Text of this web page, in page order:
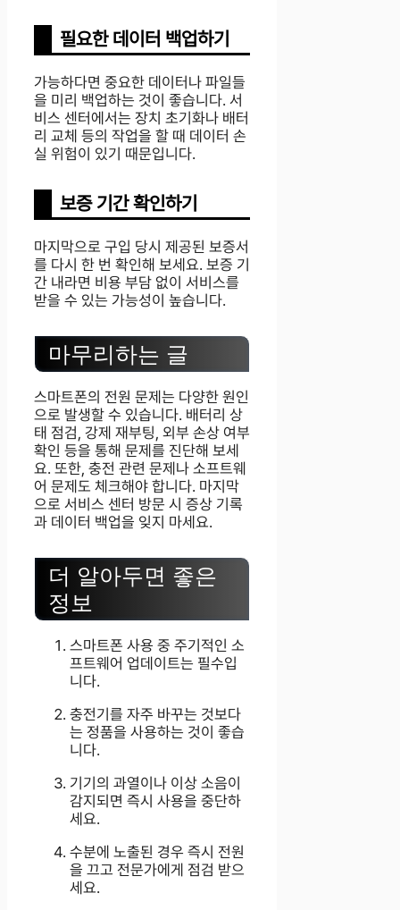
필요한 데이터 백업하기
가능하다면 중요한 데이터나 파일들
을 미리 백업하는 것이 좋습니다. 서
비스 센터에서는 장치 초기화나 배터
리 교체 등의 작업을 할 때 데이터 손
실 위험이 있기 때문입니다.
보증 기간 확인하기
마지막으로 구입 당시 제공된 보증서
를 다시 한 번 확인해 보세요. 보증 기
간 내라면 비용 부담 없이 서비스를
받을 수 있는 가능성이 높습니다.
마무리하는 글
스마트폰의 전원 문제는 다양한 원인
으로 발생할 수 있습니다. 배터리 상
태 점검, 강제 재부팅, 외부 손상 여부
확인 등을 통해 문제를 진단해 보세
요. 또한, 충전 관련 문제나 소프트웨
어 문제도 체크해야 합니다. 마지막
으로 서비스 센터 방문 시 증상 기록
과 데이터 백업을 잊지 마세요.
더 알아두면 좋은
정보
스마트폰 사용 중 주기적인 소
프트웨어 업데이트는 필수입
니다.
충전기를 자주 바꾸는 것보다
는 정품을 사용하는 것이 좋습
니다.
기기의 과열이나 이상 소음이
감지되면 즉시 사용을 중단하
세요.
수분에 노출된 경우 즉시 전원
을 끄고 전문가에게 점검 받으
세요.